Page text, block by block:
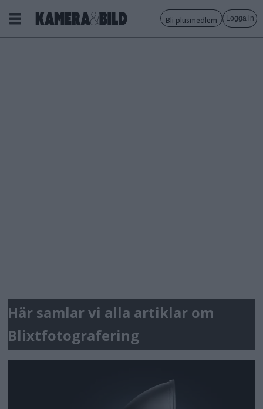
Bli plusmedlem Logga in
Här samlar vi alla artiklar om
Blixtfotografering